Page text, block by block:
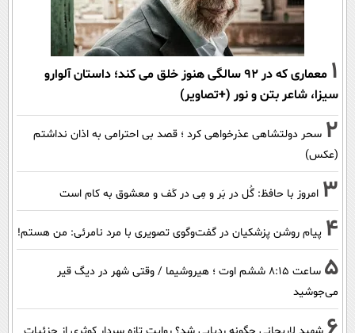
1
معماری که در 92 سالگی هنوز خلق می کند؛ داستان آلوارو
سیزا، شاعر بتن و نور (+تصاویر)
2 سحر دولتشاهی عذرخواهی کرد ؛ قصد بی احترامی به اذان نداشتم
(عکس)
3 امروز با حافظ: گُل در بَر و مِی در کَف و معشوق به کام است
4 پیام روشن پزشکیان در گفت‌و‌گوی تصویری با مرد نامرئی: من هستم!
5
ساعت ۸:۱۵ ششم اوت ؛ هیروشیما / وقتی شهر در دیگ قیر
می‌جوشید